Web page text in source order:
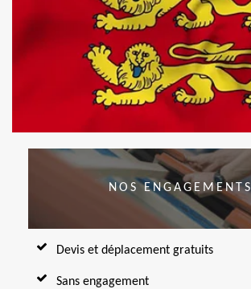
NOS ENGAGEMENTS
Devis et déplacement gratuits
Sans engagement